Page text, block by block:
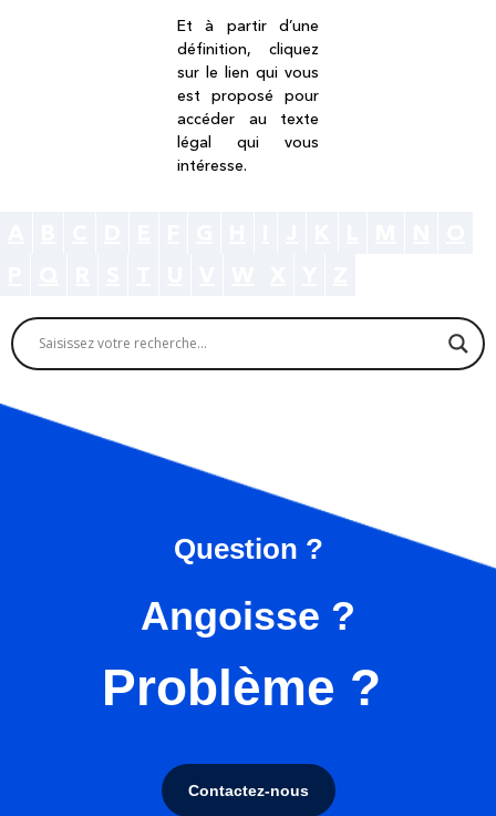
Et à partir d’une
définition, cliquez
sur le lien qui vous
est proposé pour
accéder au texte
légal qui vous
intéresse.
Question ?
Angoisse ?
Problème ?
Contactez-nous